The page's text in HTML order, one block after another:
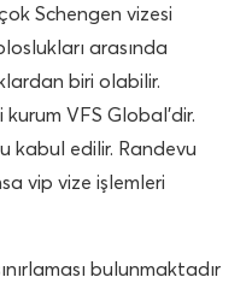
Schengen vizesi
arasında
biri olabilir.
VFS Global’dir.
kabul edilir. Randevu
vip vize işlemleri
bulunmaktadır